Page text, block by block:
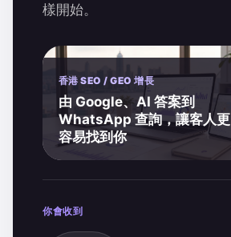
樣開始。
香港 SEO / GEO 增長
由 Google、AI 答案到
WhatsApp 查詢，讓客人更
容易找到你
你會收到